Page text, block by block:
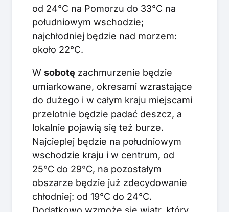
od 24°C na Pomorzu do 33°C na
południowym wschodzie;
najchłodniej będzie nad morzem:
około 22°C.
W sobotę zachmurzenie będzie
umiarkowane, okresami wzrastające
do dużego i w całym kraju miejscami
przelotnie będzie padać deszcz, a
lokalnie pojawią się też burze.
Najcieplej będzie na południowym
wschodzie kraju i w centrum, od
25°C do 29°C, na pozostałym
obszarze będzie już zdecydowanie
chłodniej: od 19°C do 24°C.